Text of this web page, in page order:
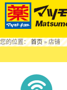
您的位置：首页»店铺